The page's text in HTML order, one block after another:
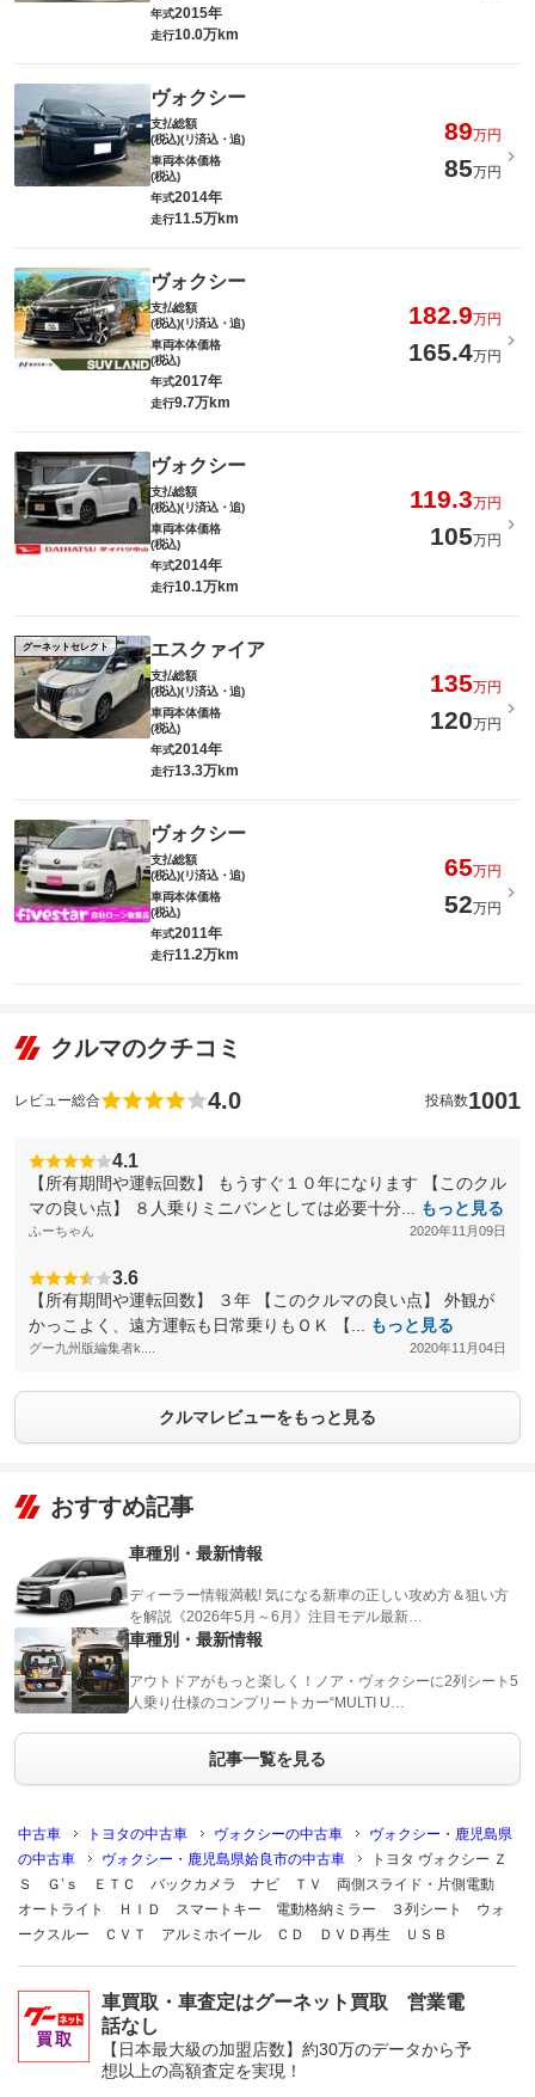
年式2015年
走行10.0万km
ヴォクシー
支払総額
(税込)(リ済込・追)
89万円
車両本体価格
(税込)
85万円
年式2014年
走行11.5万km
ヴォクシー
支払総額
(税込)(リ済込・追)
182.9万円
車両本体価格
(税込)
165.4万円
年式2017年
走行9.7万km
ヴォクシー
支払総額
(税込)(リ済込・追)
119.3万円
車両本体価格
(税込)
105万円
年式2014年
走行10.1万km
グーネットセレクト エスクァイア
支払総額
(税込)(リ済込・追)
135万円
車両本体価格
(税込)
120万円
年式2014年
走行13.3万km
ヴォクシー
支払総額
(税込)(リ済込・追)
65万円
車両本体価格
(税込)
52万円
年式2011年
走行11.2万km
クルマのクチコミ
レビュー総合 4.0 投稿数1001
4.1
【所有期間や運転回数】 もうすぐ１０年になります 【このクル
マの良い点】 ８人乗りミニバンとしては必要十分...
もっと見る
ふーちゃん 2020年11月09日
3.6
【所有期間や運転回数】 ３年 【このクルマの良い点】 外観が
かっこよく、遠方運転も日常乗りもＯＫ 【...
もっと見る
グー九州版編集者k.... 2020年11月04日
クルマレビューをもっと見る
おすすめ記事
車種別・最新情報
ディーラー情報満載! 気になる新車の正しい攻め方＆狙い方
を解説《2026年5月～6月》注目モデル最新…
車種別・最新情報
アウトドアがもっと楽しく！ノア・ヴォクシーに2列シート5
人乗り仕様のコンプリートカー“MULTI U…
記事一覧を見る
中古車 トヨタの中古車 ヴォクシーの中古車
ヴォクシー・鹿児島県
の中古車
ヴォクシー・鹿児島県姶良市の中古車
トヨタ ヴォクシー Ｚ
Ｓ Ｇ’ｓ ＥＴＣ バックカメラ ナビ ＴＶ 両側スライド・片側電動
オートライト ＨＩＤ スマートキー 電動格納ミラー ３列シート ウォ
ークスルー ＣＶＴ アルミホイール ＣＤ ＤＶＤ再生 ＵＳＢ
車買取・車査定はグーネット買取 営業電
話なし
【日本最大級の加盟店数】約30万のデータから予
想以上の高額査定を実現！